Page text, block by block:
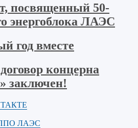
посвященный 50-
энергоблока ЛАЭС
год вместе
концерна
заключен!
ЛАЭС